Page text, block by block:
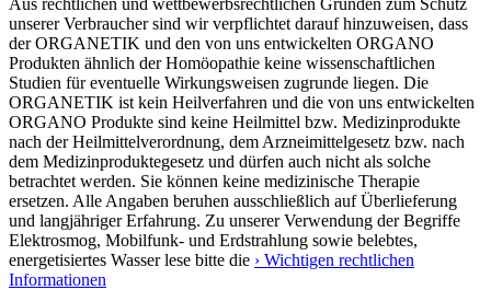
unserer Verbraucher sind wir verpflichtet darauf hinzuweisen, dass
der ORGANETIK und den von uns entwickelten ORGANO
Produkten ähnlich der Homöopathie keine wissenschaftlichen
Studien für eventuelle Wirkungsweisen zugrunde liegen. Die
ORGANETIK ist kein Heilverfahren und die von uns entwickelten
ORGANO Produkte sind keine Heilmittel bzw. Medizinprodukte
nach der Heilmittelverordnung, dem Arzneimittelgesetz bzw. nach
dem Medizinproduktegesetz und dürfen auch nicht als solche
betrachtet werden. Sie können keine medizinische Therapie
ersetzen. Alle Angaben beruhen ausschließlich auf Überlieferung
und langjähriger Erfahrung. Zu unserer Verwendung der Begriffe
Elektrosmog, Mobilfunk- und Erdstrahlung sowie belebtes,
energetisiertes Wasser lese bitte die › Wichtigen rechtlichen
Informationen